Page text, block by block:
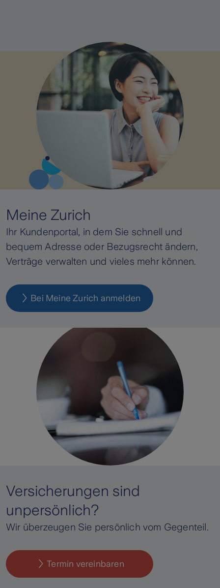
Meine Zurich
Ihr Kundenportal, in dem Sie schnell und
bequem Adresse oder Bezugsrecht ändern,
Verträge verwalten und vieles mehr können.
Bei Meine Zurich anmelden
Versicherungen sind
unpersönlich?
Wir überzeugen Sie persönlich vom Gegenteil.
Termin vereinbaren